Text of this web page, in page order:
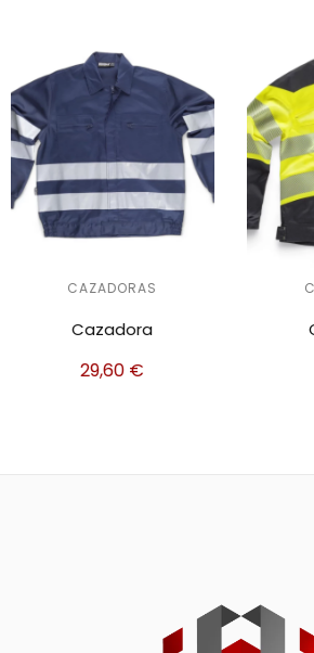
CAZADORAS
Cazadora
44,70